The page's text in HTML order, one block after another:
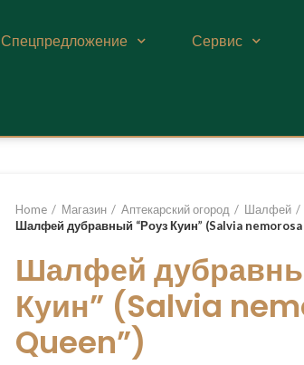
Спецпредложение Сервис
Home Магазин Аптекарский огород
Шалфей
Шалфей дубравный “Роуз Куин” (Salvia nemorosa
Шалфей
Куин” (Salvia
Queen”)